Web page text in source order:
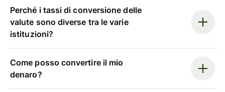
Perché i tassi di conversione delle
valute sono diverse tra le varie
istituzioni?
Come posso convertire il mio
denaro?